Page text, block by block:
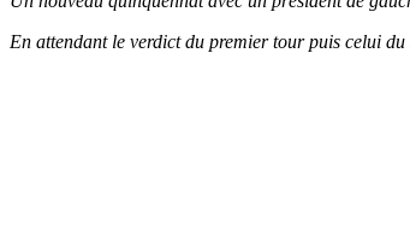
En attendant le verdict du premier tour puis celui